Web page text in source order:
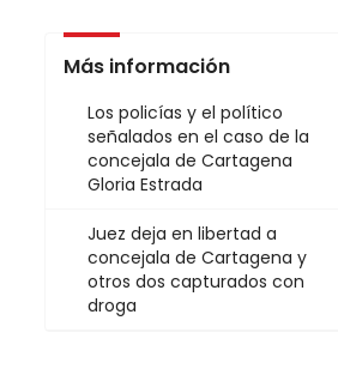
Más información
Los policías y el político
señalados en el caso de la
concejala de Cartagena
Gloria Estrada
Juez deja en libertad a
concejala de Cartagena y
otros dos capturados con
droga